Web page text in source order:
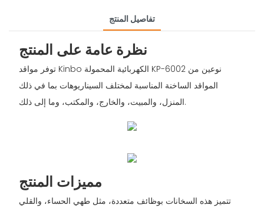
تفاصيل المنتج
نظرة عامة على المنتج
توفر مواقد Kinbo الكهربائية المحمولة KP-6002 نوعين من
المواقد الساخنة المناسبة لمختلف السيناريوهات بما في ذلك
المنزل، والمبيت، والخارج، والمكتب، وما إلى ذلك.
مميزات المنتج
تتميز هذه السخانات بوظائف متعددة، مثل طهي الحساء، والقلي